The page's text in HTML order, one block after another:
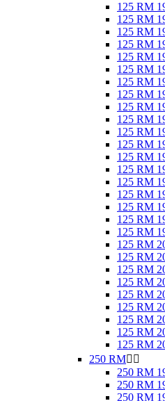
125 RM
125 RM
125 RM
125 RM
125 RM
125 RM
125 RM
125 RM
125 RM
125 RM
125 RM
125 RM
125 RM
125 RM
125 RM
125 RM
125 RM
125 RM
125 RM
125 RM
125 RM
125 RM
125 RM
125 RM
125 RM
125 RM
125 RM
125 RM
250 RM 
250 RM
250 RM
250 RM